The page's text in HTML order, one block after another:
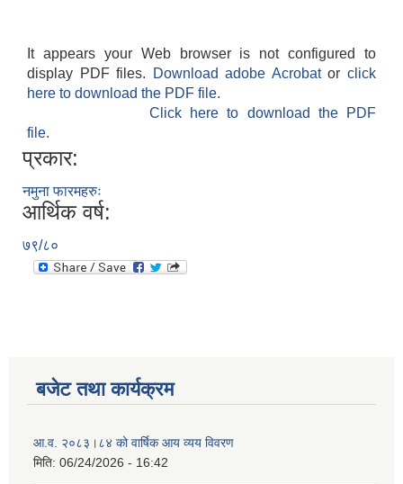
It appears your Web browser is not configured to
display PDF files.
Download adobe Acrobatorclick
here to download the PDF file.
Click here to download the PDF
file.
प्रकार:
नमुना फारमहरुः
आर्थिक वर्ष:
७९/८०
बजेट तथा कार्यक्रम
आ.व. २०८३।८४ को वार्षिक आय व्यय विवरण
मिति: 06/24/2026 - 16:42